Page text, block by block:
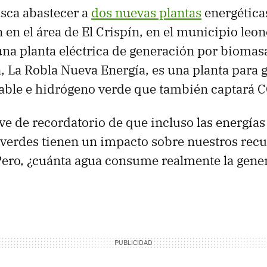
abastecer a dos nuevas plantas
en el área de El Crispín, en el municipio
planta eléctrica de generación por
La Robla Nueva Energía, es una planta para
e hidrógeno verde que también captará
de recordatorio de que incluso las
tienen un impacto sobre nuestros
¿cuánta agua consume realmente la